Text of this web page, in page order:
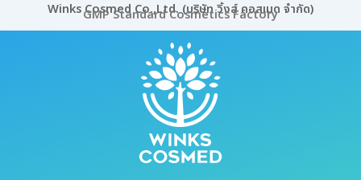
Winks Cosmed Co.,Ltd. (บริษัท วิ้งส์ คอสเมด จำกัด)
GMP Standard Cosmetics Factory